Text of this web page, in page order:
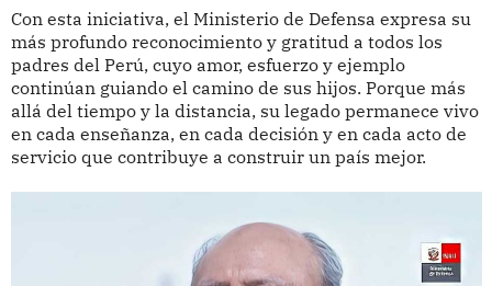
Con esta iniciativa, el Ministerio de Defensa expresa su
más profundo reconocimiento y gratitud a todos los
padres del Perú, cuyo amor, esfuerzo y ejemplo
continúan guiando el camino de sus hijos. Porque más
allá del tiempo y la distancia, su legado permanece vivo
en cada enseñanza, en cada decisión y en cada acto de
servicio que contribuye a construir un país mejor.